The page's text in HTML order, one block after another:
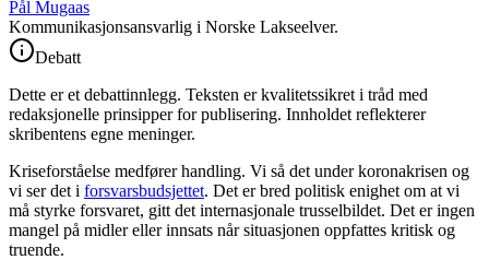
Pål Mugaas
Kommunikasjonsansvarlig i Norske Lakseelver.
Debatt
Dette er et debattinnlegg. Teksten er kvalitetssikret i tråd med
redaksjonelle prinsipper for publisering. Innholdet reflekterer
skribentens egne meninger.
Kriseforståelse medfører handling. Vi så det under koronakrisen og
vi ser det i forsvarsbudsjettet. Det er bred politisk enighet om at vi
må styrke forsvaret, gitt det internasjonale trusselbildet. Det er ingen
mangel på midler eller innsats når situasjonen oppfattes kritisk og
truende.